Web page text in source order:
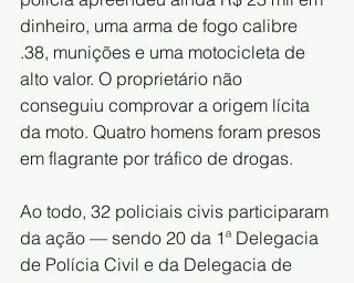
dinheiro, uma arma de fogo calibre
.38, munições e uma motocicleta de
alto valor. O proprietário não
conseguiu comprovar a origem lícita
da moto. Quatro homens foram presos
em flagrante por tráfico de drogas.
Ao todo, 32 policiais civis participaram
da ação — sendo 20 da 1ª Delegacia
de Polícia Civil e da Delegacia de